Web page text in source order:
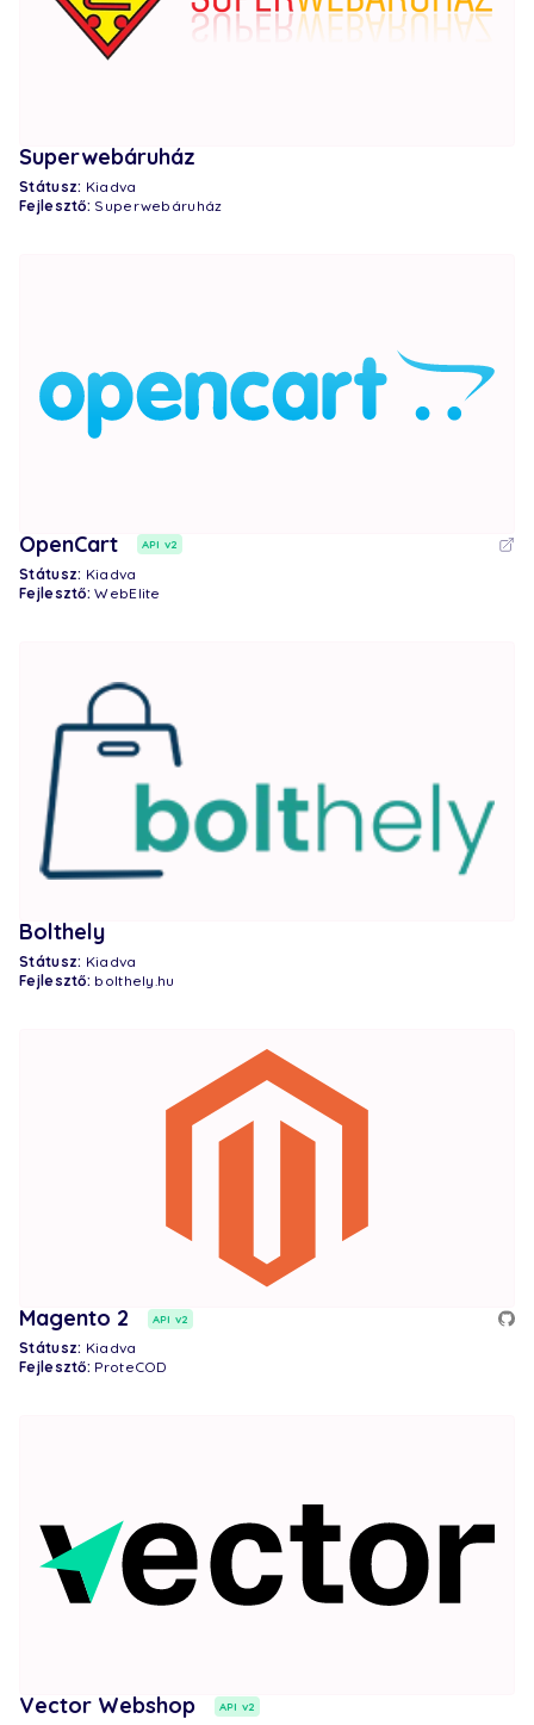
Superwebáruház
Státusz: Kiadva
Fejlesztő: Superwebáruház
OpenCart API v2
Státusz: Kiadva
Fejlesztő: WebElite
Bolthely
Státusz: Kiadva
Fejlesztő: bolthely.hu
Magento 2 API v2
Státusz: Kiadva
Fejlesztő: ProteCOD
Vector Webshop API v2